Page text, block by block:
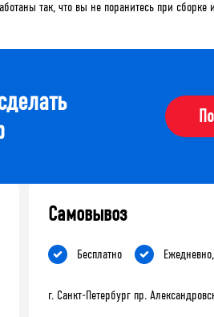
так, что вы не поранитесь при сборке
Самовывоз
Бесплатно
г. Санкт-Петербург пр.